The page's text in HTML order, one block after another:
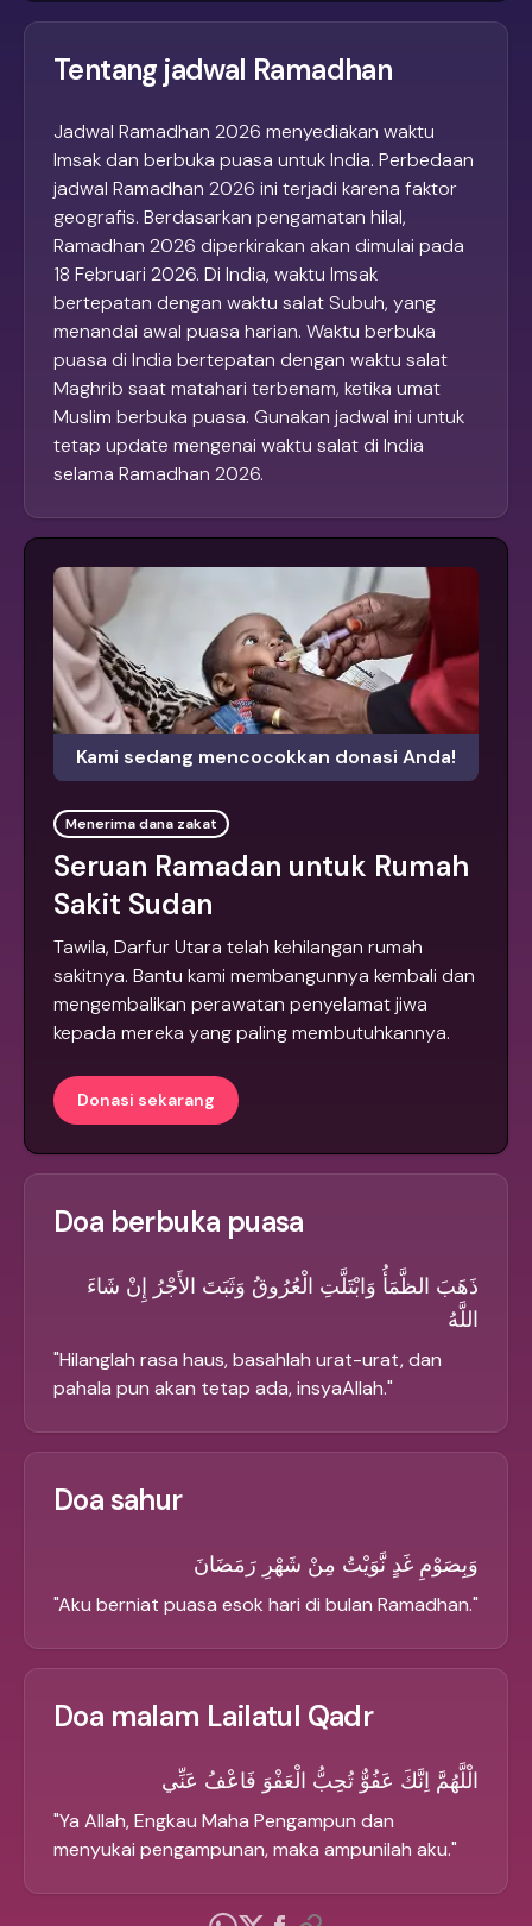
Tentang jadwal Ramadhan
Jadwal Ramadhan 2026 menyediakan waktu
Imsak dan berbuka puasa untuk India. Perbedaan
jadwal Ramadhan 2026 ini terjadi karena faktor
geografis. Berdasarkan pengamatan hilal,
Ramadhan 2026 diperkirakan akan dimulai pada
18 Februari 2026. Di India, waktu Imsak
bertepatan dengan waktu salat Subuh, yang
menandai awal puasa harian. Waktu berbuka
puasa di India bertepatan dengan waktu salat
Maghrib saat matahari terbenam, ketika umat
Muslim berbuka puasa. Gunakan jadwal ini untuk
tetap update mengenai waktu salat di India
selama Ramadhan 2026.
Kami sedang mencocokkan donasi Anda!
Menerima dana zakat
Seruan Ramadan untuk Rumah
Sakit Sudan
Tawila, Darfur Utara telah kehilangan rumah
sakitnya. Bantu kami membangunnya kembali dan
mengembalikan perawatan penyelamat jiwa
kepada mereka yang paling membutuhkannya.
Donasi sekarang
Doa berbuka puasa
ذَهَبَ الظَّمَأُ وَابْتَلَّتِ الْعُرُوقُ وَثَبَتَ الأَجْرُ إِنْ شَاءَ
اللَّهُ
"Hilanglah rasa haus, basahlah urat-urat, dan
pahala pun akan tetap ada, insyaAllah."
Doa sahur
وَبِصَوْمِ غَدٍ نَّوَيْتُ مِنْ شَهْرِ رَمَضَانَ
"Aku berniat puasa esok hari di bulan Ramadhan."
Doa malam Lailatul Qadr
الْلَّهُمَّ اِنَّكَ عَفُوٌّ تُحِبُّ الْعَفْوَ فَاعْفُ عَنِّي
"Ya Allah, Engkau Maha Pengampun dan
menyukai pengampunan, maka ampunilah aku."